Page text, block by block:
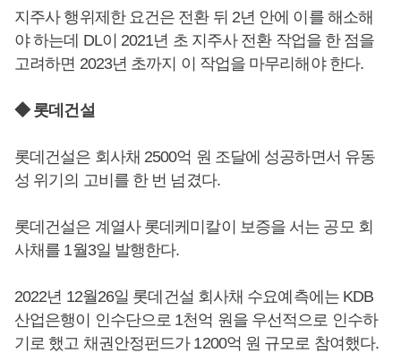
지주사 행위제한 요건은 전환 뒤 2년 안에 이를 해소해
야 하는데 DL이 2021년 초 지주사 전환 작업을 한 점을
고려하면 2023년 초까지 이 작업을 마무리해야 한다.
◆ 롯데건설
롯데건설은 회사채 2500억 원 조달에 성공하면서 유동
성 위기의 고비를 한 번 넘겼다.
롯데건설은 계열사 롯데케미칼이 보증을 서는 공모 회
사채를 1월3일 발행한다.
2022년 12월26일 롯데건설 회사채 수요예측에는 KDB
산업은행이 인수단으로 1천억 원을 우선적으로 인수하
기로 했고 채권안정펀드가 1200억 원 규모로 참여했다.